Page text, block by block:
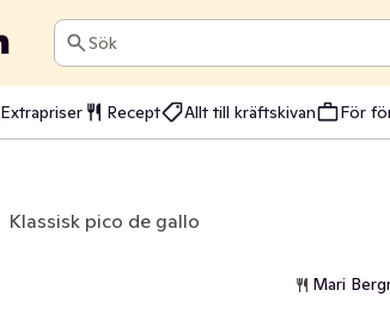
Sök
Extrapriser Recept Allt till kräftskivan För
Klassisk pico de gallo
Mari